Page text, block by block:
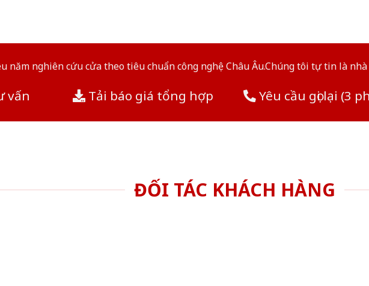
năm nghiên cứu cửa theo tiêu chuẩn công nghệ Châu Âu.Chúng tôi tự tin là
vấn Tải báo giá tổng hợp Yêu cầu gọi lại (3
ĐỐI TÁC KHÁCH HÀNG